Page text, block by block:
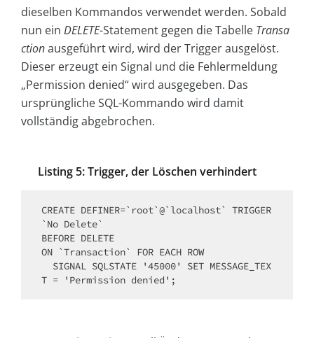
dieselben Kommandos verwendet werden. Sobald
nun ein DELETE-Statement gegen die Tabelle Transa
ctionausgeführt wird, wird der Trigger ausgelöst.
Dieser erzeugt ein Signal und die Fehlermeldung
„Permission denied“ wird ausgegeben. Das
ursprüngliche SQL-Kommando wird damit
vollständig abgebrochen.
Listing 5: Trigger, der Löschen verhindert
CREATE DEFINER=`root`@`localhost` TRIGGER
`No Delete`
BEFORE DELETE
ON `Transaction` FOR EACH ROW